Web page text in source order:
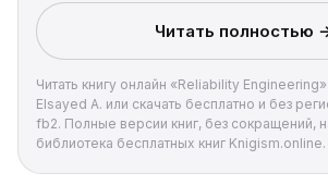
industry-tested, this book helps
see reliability success with every
test, and manufacture. Divided into
Reliability Engineering, Second Edition
describes the theories and their
presenting readers with real-world
problems to solve. Part I focuses on
Читать полностью
Читать книгу онлайн «Reliability
Elsayed A. или скачать бесплатно и без
fb2. Полные версии книг, без сокращений,
библиотека бесплатных книг Knigism.online.